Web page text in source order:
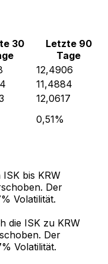
30
Letzte 90
Tage
12,4906
11,4884
12,0617
0,51%
bis KRW
Der
Volatilität.
die ISK zu KRW
Der
Volatilität.